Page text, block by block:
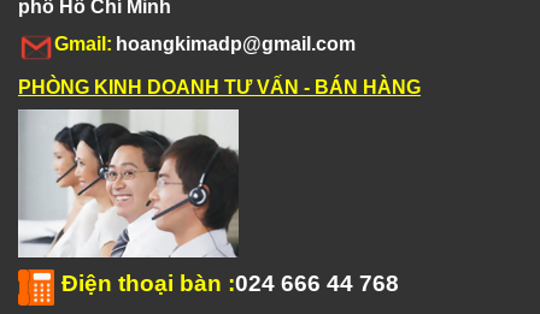
phố Hồ Chí Minh
Gmail: hoangkimadp@gmail.com
PHÒNG KINH DOANH TƯ VẤN - BÁN HÀNG
Điện thoại bàn :024 666 44 768